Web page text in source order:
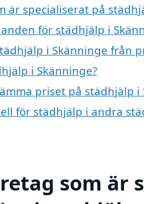
är specialiserat på
för städhjälp i
i Skänninge från
i Skänninge?
priset på städhjälp i
för städhjälp i andra
som är